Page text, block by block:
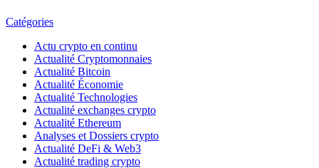
Catégories
Actu crypto en continu
Actualité Cryptomonnaies
Actualité Bitcoin
Actualité Économie
Actualité Technologies
Actualité exchanges crypto
Actualité Ethereum
Analyses et Dossiers crypto
Actualité DeFi & Web3
Actualité trading crypto